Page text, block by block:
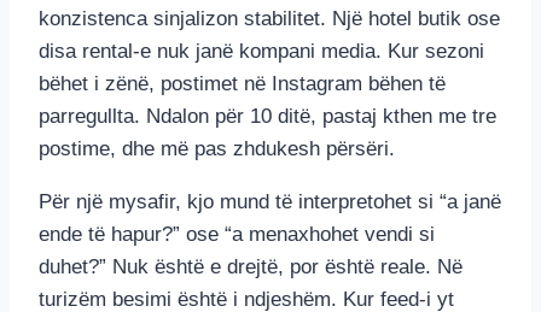
konzistenca sinjalizon stabilitet. Një hotel butik ose
disa rental-e nuk janë kompani media. Kur sezoni
bëhet i zënë, postimet në Instagram bëhen të
parregullta. Ndalon për 10 ditë, pastaj kthen me tre
postime, dhe më pas zhdukesh përsëri.
Për një mysafir, kjo mund të interpretohet si “a janë
ende të hapur?” ose “a menaxhohet vendi si
duhet?” Nuk është e drejtë, por është reale. Në
turizëm besimi është i ndjeshëm. Kur feed-i yt